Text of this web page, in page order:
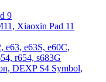
9
Xiaoxin Pad 11
e63, e63S, e60C,
r654, s683G
DEXP S4 Symbol,